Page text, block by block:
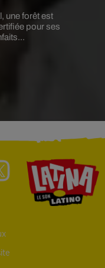
une forêt est
pour ses